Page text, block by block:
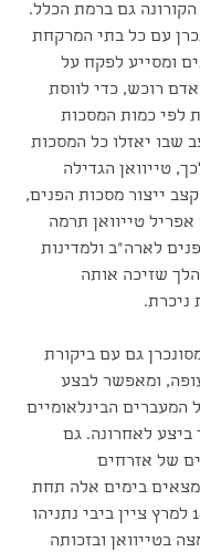
גם ברמת הכלל.
עם כל בתי המרקחת
ומסייע לפקח על
רוכש, כדי לווסת
לפי כמות המסכות
שבו יאזלו כל המסכות
טייוואן הגדילה
ייצור מסכות הפנים,
טייוואן תרמה
פנים לארה"ב ולמדינות
שזיכה אותה
ניכרת.
גם עם ביקורת
ומאפשר לבצע
המעברים הבינלאומיים
ביצע לאחרונה. גם
של אזרחים
נמצאים בימים אלה תחת
מעקב. בנאומו מה-14 למרץ ציין ביבי נתניהו
בטייוואן ובזכותה